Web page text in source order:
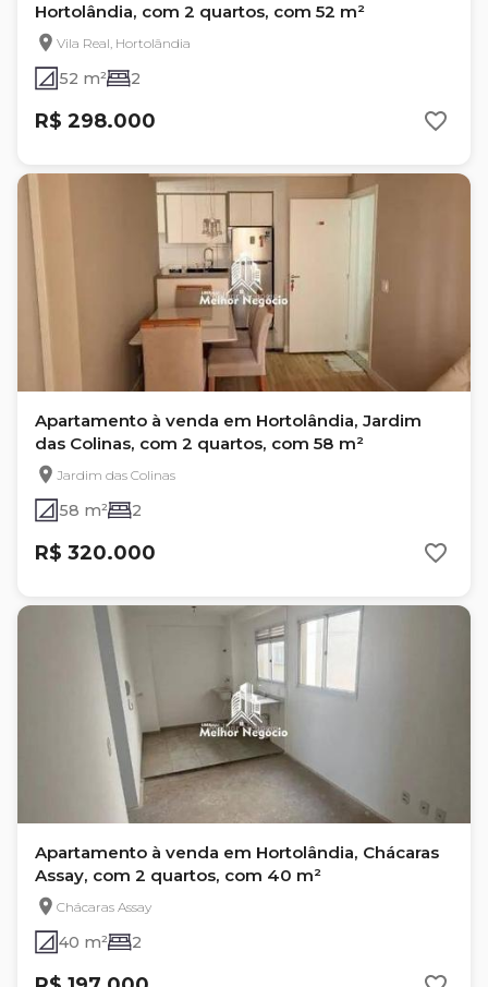
Hortolândia, com 2 quartos, com 52 m²
Vila Real, Hortolândia
52 m² 2
R$ 298.000
Apartamento à venda em Hortolândia, Jardim
das Colinas, com 2 quartos, com 58 m²
Jardim das Colinas
58 m² 2
R$ 320.000
Apartamento à venda em Hortolândia, Chácaras
Assay, com 2 quartos, com 40 m²
Chácaras Assay
40 m² 2